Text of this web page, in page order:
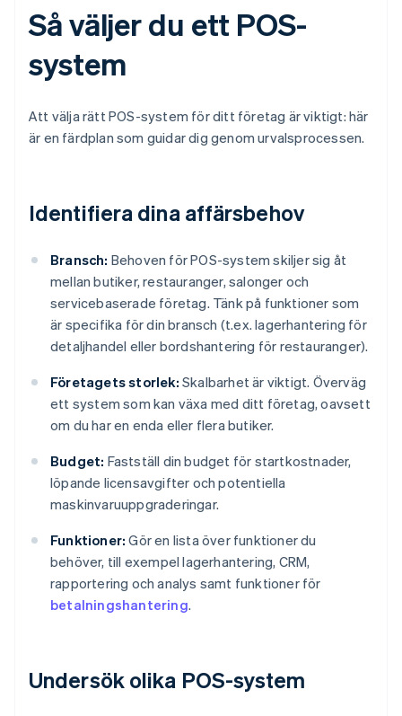
Så väljer du ett POS-
system
Att välja rätt POS-system för ditt företag är viktigt: här
är en färdplan som guidar dig genom urvalsprocessen.
Identifiera dina affärsbehov
Bransch: Behoven för POS-system skiljer sig åt
mellan butiker, restauranger, salonger och
servicebaserade företag. Tänk på funktioner som
är specifika för din bransch (t.ex. lagerhantering för
detaljhandel eller bordshantering för restauranger).
Företagets storlek: Skalbarhet är viktigt. Överväg
ett system som kan växa med ditt företag, oavsett
om du har en enda eller flera butiker.
Budget: Fastställ din budget för startkostnader,
löpande licensavgifter och potentiella
maskinvaruuppgraderingar.
Funktioner: Gör en lista över funktioner du
behöver, till exempel lagerhantering, CRM,
rapportering och analys samt funktioner för
betalningshantering.
Undersök olika POS-system